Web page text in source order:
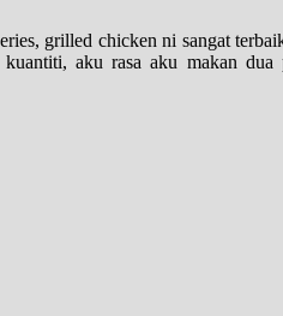
grilled chicken ni sangat
aku rasa aku makan